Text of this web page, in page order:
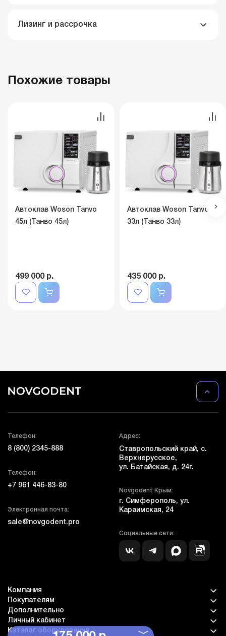
Лизинг и рассрочка
Похожие товары
Автоклав Woson Tanvo
45л (Танво 45л)
499 000 р.
Автоклав Woson Tanvo
33л (Танво 33л)
435 000 р.
Телефон:
8 (800) 2345-888
Телефон:
+7 961 446-83-80
Электронная почта:
sale@novgodent.pro
Адрес:
Ставропольский край, с.
Верхнерусское,
ул. Батайская, д. 24г.
Novgodent Крым:
г. Симферополь, ул.
Караимская, 24
Социальные сети:
Компания
Покупателям
Дополнительно
Личный кабинет
Каталог оборудования